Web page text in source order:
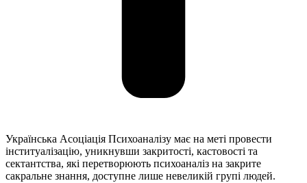
Українська Асоціація Психоаналізу має на меті провести
інституалізацію, уникнувши закритості, кастовості та
сектантства, які перетворюють психоаналіз на закрите
сакральне знання, доступне лише невеликій групі людей.